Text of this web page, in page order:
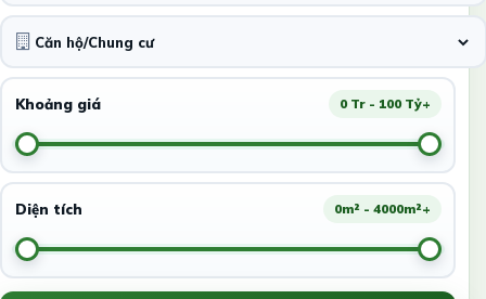
Khoảng giá 0 Tr - 100 Tỷ+
Diện tích 0m² - 4000m²+